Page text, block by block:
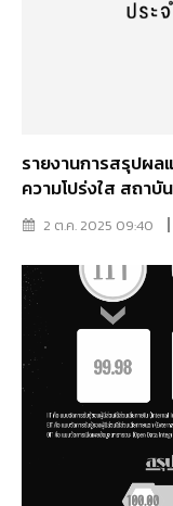
รายงานการสรุปผล
ความโปร่งใส สถา
ปีงบประมาณ 2568
2 ต.ค. 2025 09:40